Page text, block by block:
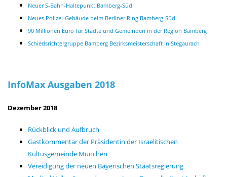
Neuer S-Bahn-Haltepunkt Bamberg-Süd
Neues Polizei-Gebäude beim Berliner Ring Bamberg-Süd
90 Millionen Euro für Städte und Gemeinden in der Region Bamberg
Schiedsrichtergruppe Bamberg Bezirksmeisterschaft in Stegaurach
InfoMax Ausgaben 2018
Dezember 2018
Rückblick und Aufbruch
Gastkommentar der Präsidentin der Israelitischen
Kultusgemeinde München
Vereidigung der neuen Bayerischen Staatsregierung